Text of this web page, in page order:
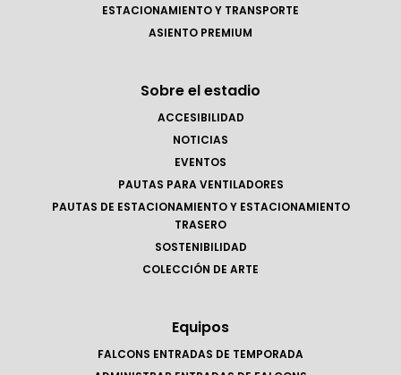
ESTACIONAMIENTO Y TRANSPORTE
ASIENTO PREMIUM
Sobre el estadio
ACCESIBILIDAD
NOTICIAS
EVENTOS
PAUTAS PARA VENTILADORES
PAUTAS DE ESTACIONAMIENTO Y ESTACIONAMIENTO
TRASERO
SOSTENIBILIDAD
COLECCIÓN DE ARTE
Equipos
FALCONS ENTRADAS DE TEMPORADA